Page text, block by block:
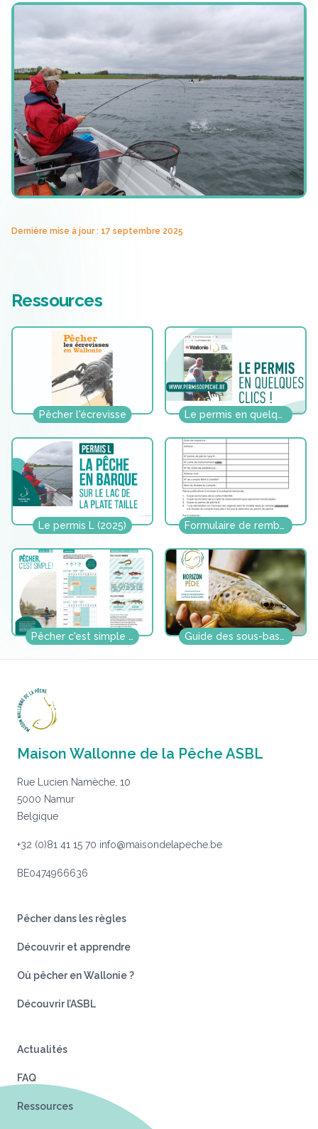
Dernière mise à jour : 17 septembre 2025
Ressources
Pêcher l'écrevisse Le permis en quelques clics
Le permis L (2025) Formulaire de remboursement partiel permis B
Pêcher c'est simple (2025) Guide des sous-bassin (2025)
Maison Wallonne de la Pêche ASBL
Rue Lucien Namèche, 10
5000 Namur
Belgique
+32 (0)81 41 15 70 info@maisondelapeche.be
BE0474966636
Pêcher dans les règles
Découvrir et apprendre
Où pêcher en Wallonie ?
Découvrir l’ASBL
Actualités
FAQ
Ressources